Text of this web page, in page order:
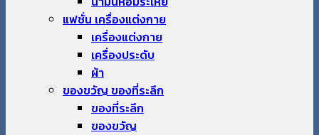
แฟชั่น เครื่องแต่งกาย
เครื่องแต่งกาย
เครื่องประดับ
ผ้า
ของขวัญ ของที่ระลึก
ของที่ระลึก
ของขวัญ